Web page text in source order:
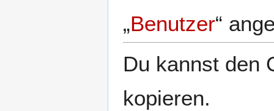
„Benutzer“
Du kannst den
kopieren.